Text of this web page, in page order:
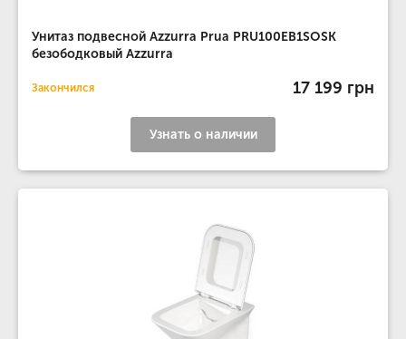
Унитаз подвесной Azzurra Prua PRU100EB1SOSK
безободковый Azzurra
Закончился 17 199 грн
Узнать о наличии